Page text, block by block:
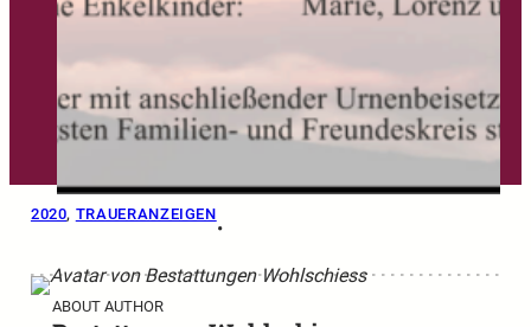
2020, TRAUERANZEIGEN
•
ABOUT AUTHOR